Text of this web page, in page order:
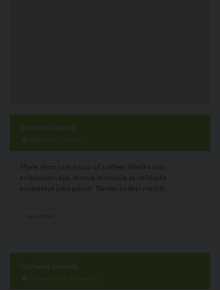
Cafferie Hanko
Merikatu 1, Hanko
More than just a cup of coffee: Meiltä saa
erikoiskahveja, ihania leivoksia ja raikkaita
salaatteja joka päivä. Tämän lisäksi meillä...
Cafferie Ekenäs
Museokatu 2, Raasepori